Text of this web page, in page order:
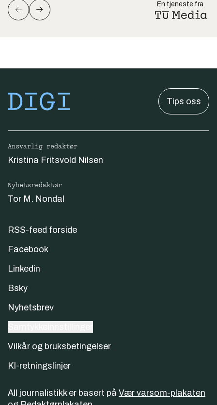
En tjeneste fra
Tips oss
Ansvarlig redaktør
Kristina Fritsvold Nilsen
Nyhetsredaktør
Tor M. Nondal
RSS-feed forside
Facebook
Linkedin
Bsky
Nyhetsbrev
Vilkår og bruksbetingelser
KI-retningslinjer
All journalistikk er basert på Vær varsom-plakaten